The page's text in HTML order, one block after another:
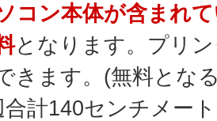
コン本体が含まれ
となります。プリ
きます。(無料とな
合計140センチメー